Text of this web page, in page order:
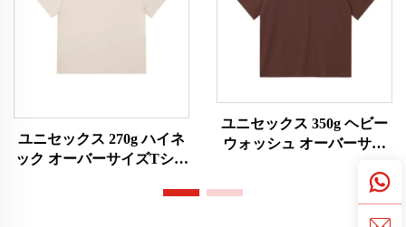
ユニセックス 270g ハイネ
ック オーバーサイズTシャ
ユニセックス 350g ヘビー
ウォッシュ オーバーサイ